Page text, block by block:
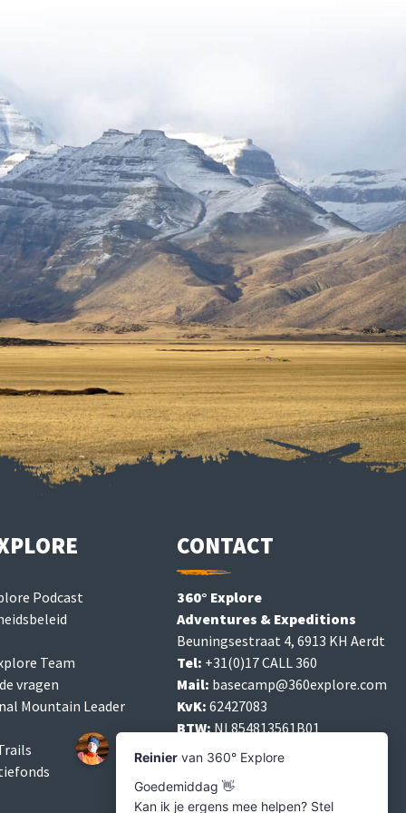
Podcast
Team
vragen
Mountain Leader
CONTACT
360° Explore
Adventures & Expeditions
Beuningsestraat 4, 6913 KH Aerdt
Tel: +31(0)17 CALL 360
Mail: basecamp@360explore.com
KvK: 62427083
BTW: NL854813561B01
Bank: NL19 BUNQ 2077 1483 14